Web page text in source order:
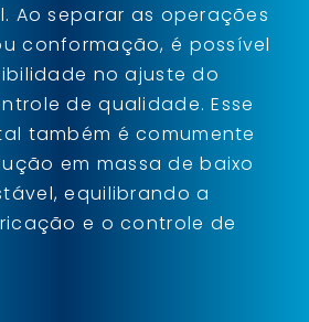
Ao separar as operações
conformação, é possível
no ajuste do
de qualidade. Esse
também é comumente
em massa de baixo
equilibrando a
e o controle de